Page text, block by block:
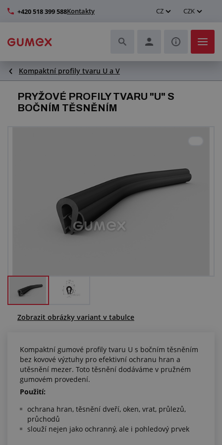
+420 518 399 588Kontakty CZ CZK
Hadice a jejich kompletace
Profily a výroba těsnění
Další pryžové a plastové výrobky
Centrum poptávek
Kompaktní profily tvaru U a V
PRYŽOVÉ PROFILY TVARU "U" S
BOČNÍM TĚSNĚNÍM
Zobrazit obrázky variant v tabulce
Kompaktní gumové profily tvaru U s bočním těsněním
bez kovové výztuhy pro efektivní ochranu hran a
utěsnění mezer. Toto těsnění dodáváme v pružném
gumovém provedení.
Použití:
ochrana hran, těsnění dveří, oken, vrat, průlezů,
průchodů
slouží nejen jako ochranný, ale i pohledový prvek